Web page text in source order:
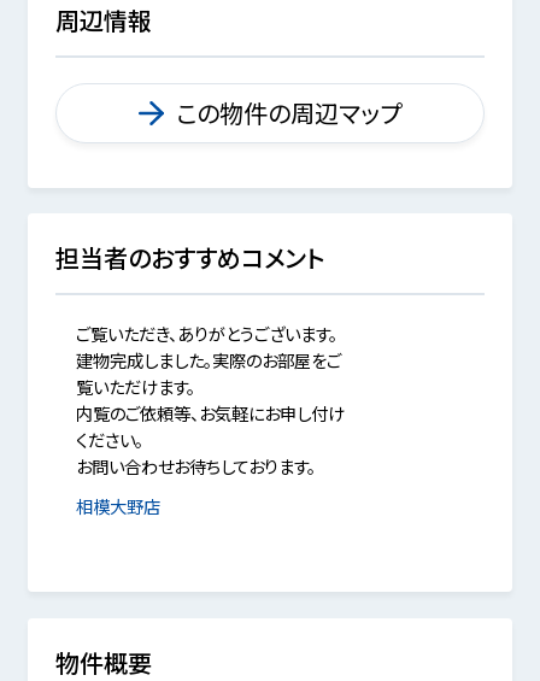
周辺情報
この物件の周辺マップ
担当者のおすすめコメント
ご覧いただき、ありがとうございます。
建物完成しました。実際のお部屋をご
覧いただけます。
内覧のご依頼等、お気軽にお申し付け
ください。
お問い合わせお待ちしております。
相模大野店
物件概要